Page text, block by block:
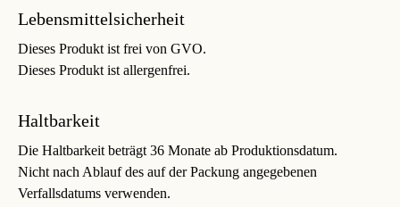
Lebensmittelsicherheit
Dieses Produkt ist frei von GVO.
Dieses Produkt ist allergenfrei.
Haltbarkeit
Die Haltbarkeit beträgt 36 Monate ab Produktionsdatum.
Nicht nach Ablauf des auf der Packung angegebenen
Verfallsdatums verwenden.